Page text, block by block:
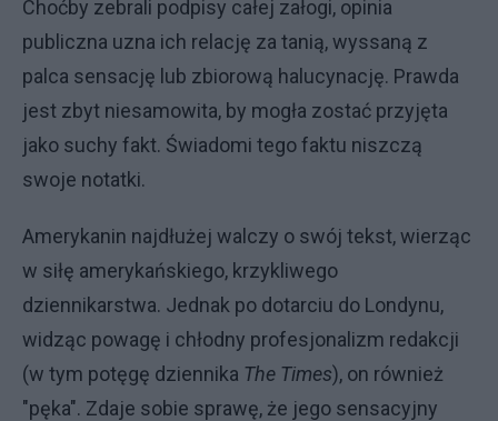
Choćby zebrali podpisy całej załogi, opinia
publiczna uzna ich relację za tanią, wyssaną z
palca sensację lub zbiorową halucynację. Prawda
jest zbyt niesamowita, by mogła zostać przyjęta
jako suchy fakt. Świadomi tego faktu niszczą
swoje notatki.
​Amerykanin najdłużej walczy o swój tekst, wierząc
w siłę amerykańskiego, krzykliwego
dziennikarstwa. Jednak po dotarciu do Londynu,
widząc powagę i chłodny profesjonalizm redakcji
(w tym potęgę dziennika The Times), on również
"pęka". Zdaje sobie sprawę, że jego sensacyjny